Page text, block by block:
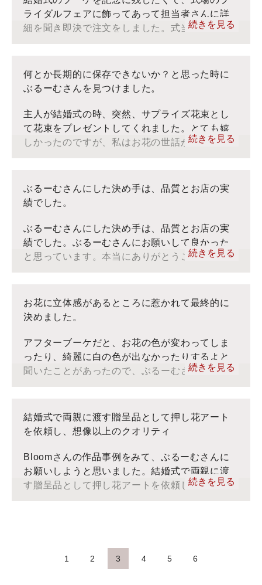
■ぶるーむ：インスタグラム
■ぶるーむ：YouTube
※当社ぶるーむでは、アフターブーケをフォーエバーフ
ラワーと呼んでおりますが、お客様のコメントをそのま
ま転記しております。
ライダルフェアに飾ってあって担当者さんに詳
細を聞き即決で注文をしました。式当日ブーケ
だけをお願いするつもりでしたが、お祝いでも
お願いしたところ快く引き受けてくださいまし
た。私達の無理難題なお願いにものってくれ
ったと思う出来栄えでした。
感謝しています。ぶる
ーむスペシャルの作品は本当にオススメです。
綺麗でずっと飾っておきたいと思える作品で
■ぶるーむ：インスタグラム
■ぶるーむ：YouTube
※当社ぶるーむでは、アフターブーケをフォーエバーフ
ラワーと呼んでおりますが、お客様のコメントをそのま
ま転記しております。
続きを見る
何とか長期的に保存できないか？と思った時に
ぶるーむさんを見つけました。
主人が結婚式の時、突然、サプライズ花束とし
て花束をプレゼントしてくれました。とても嬉
しかったのですが、私はお花の世話がまったく
得意じゃないので、あっという間に枯れちゃ
きないか？と思った時にぶるーむさんを見つけ
ました。丁寧に包装紙やリボンも使って忠実に
気持ちが蘇ります。お願いして本当によかった
です。ありがとうございました。
■ぶるーむ：インスタグラム
■お客様の声：トップ
※当社ぶるーむでは、アフターブーケをフォーエバーフ
ラワーと呼んでおりますが、お客様のコメントをそのま
ま転記しております。
続きを見る
ぶるーむさんにした決め手は、品質とお店の実
績でした。
ぶるーむさんにした決め手は、品質とお店の実
績でした。ぶるーむさんにお願いして良かった
と思っています。本当にありがとうございまし
た。
■ぶるーむ：インスタグラム
■ぶるーむ：YouTube
■お客様の声：トップ
※当社ぶるーむでは、アフターブーケをフォーエバーフ
ラワーと呼んでおりますが、お客様のコメントをそのま
続きを見る
お花に立体感があるところに惹かれて最終的に
決めました。
アフターブーケだと、お花の色が変わってしま
ったり、綺麗に白の色が出なかったりするよと
聞いたことがあったので、ぶるーむさんのフォ
ーエバーフラワーにしました。そして、フォー
に立体感があるところに惹かれて最終的に決め
ました。
■ぶるーむ：インスタグラム
■ぶるーむ：YouTube
続きを見る
結婚式で両親に渡す贈呈品として押し花アート
を依頼し、想像以上のクオリティ
Bloomさんの作品事例をみて、ぶるーむさんに
お願いしようと思いました。結婚式で両親に渡
す贈呈品として押し花アートを依頼し、想像以
上のクオリティでお願いしてよかったです。
■ぶるーむ：YouTube
続きを見る
1 2 3 4 5 6